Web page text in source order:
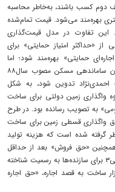
دوم کسب باشند، به‌خاطر محاسبه
بهره‌مند می‌شود. قیمت تمام‌شده
این تفاوت در مدل قیمت‌گذاری
امتیاز حمایتی» برای
حمایتی» بهره‌مند شود؛ اما
داستان «قیمت تمام‌شده» و «قیمت روز»، به قانون ساماندهی مسکن مصوب سال۸۸
احمدی‌نژاد تدوین شود، به شکل
زمین دولتی برای ساخت
به تصویب رسانده بود. در طرح
واگذاری قسطی زمین برای ساخت
نیز در نظر گرفته شده است که هزینه تولید
«حق فروش» بعد از حداقل
۵سال، مشوق دیگری است که در طرح مسکن‌حمایتی۳ برای سازنده‌ها به رسمیت شناخته
ساخت به قصد اجاره، «حق اجاره